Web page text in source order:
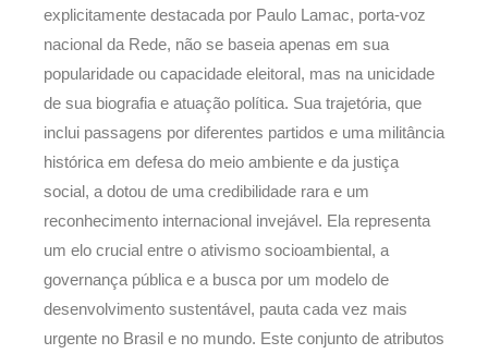
explicitamente destacada por Paulo Lamac, porta-voz
nacional da Rede, não se baseia apenas em sua
popularidade ou capacidade eleitoral, mas na unicidade
de sua biografia e atuação política. Sua trajetória, que
inclui passagens por diferentes partidos e uma militância
histórica em defesa do meio ambiente e da justiça
social, a dotou de uma credibilidade rara e um
reconhecimento internacional invejável. Ela representa
um elo crucial entre o ativismo socioambiental, a
governança pública e a busca por um modelo de
desenvolvimento sustentável, pauta cada vez mais
urgente no Brasil e no mundo. Este conjunto de atributos